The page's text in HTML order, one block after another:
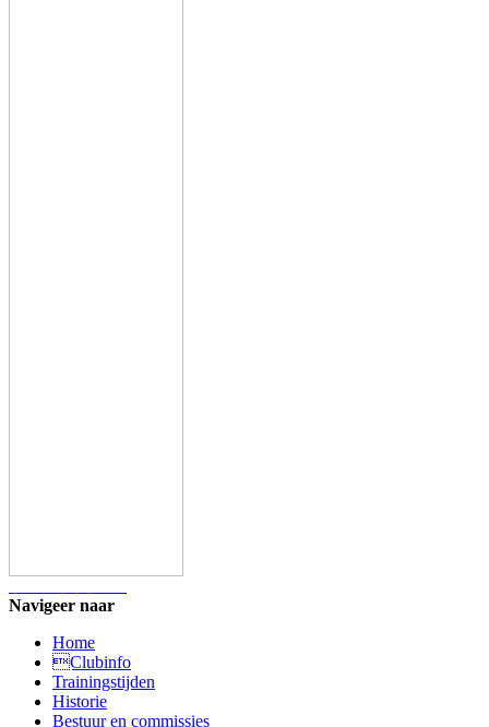
Navigeer naar
Home
Clubinfo
Trainingstijden
Historie
Bestuur en commissies